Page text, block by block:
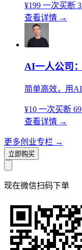
¥199 一次买断
查看详情 →
AI一人公司
简单高效，用
¥10 一次买断
查看详情 →
更多创业专栏 →
立即购买
现在微信扫码下单